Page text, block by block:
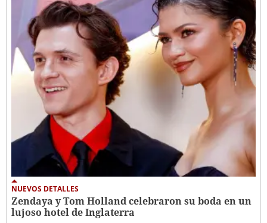
NUEVOS DETALLES
Zendaya y Tom Holland celebraron su boda en un
lujoso hotel de Inglaterra